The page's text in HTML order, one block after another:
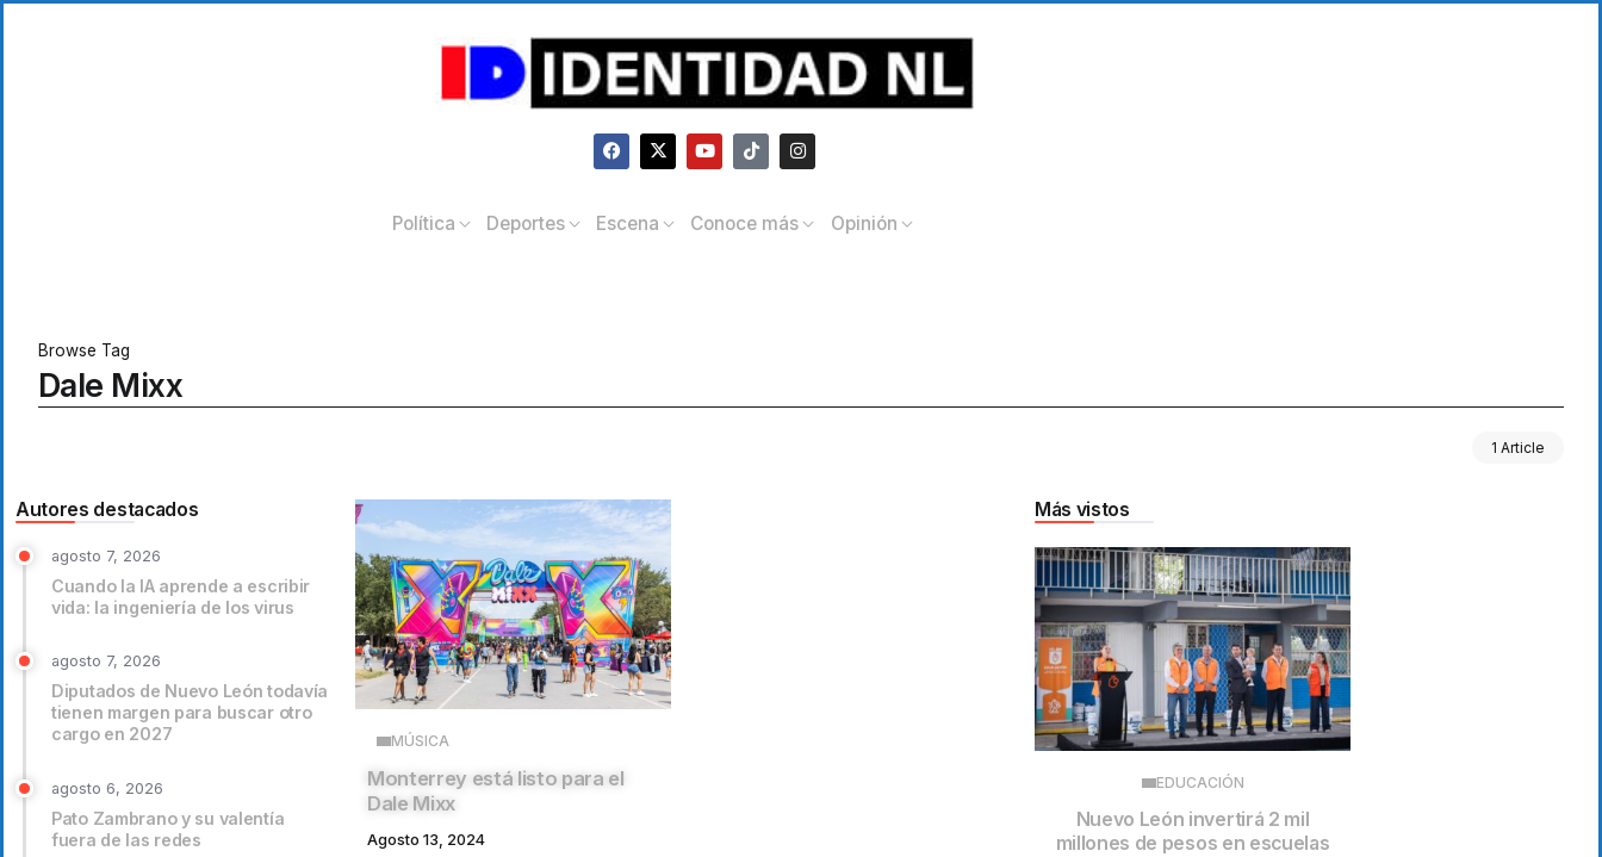
Política Deportes Escena Conoce más Opinión
Browse Tag
Dale Mixx
1 Article
Autores destacados
agosto 7, 2026
Cuando la IA aprende a escribir
vida: la ingeniería de los virus
agosto 7, 2026
Diputados de Nuevo León todavía
tienen margen para buscar otro
cargo en 2027
agosto 6, 2026
Pato Zambrano y su valentía
fuera de las redes
MÚSICA
Monterrey está listo para el
Dale Mixx
Agosto 13, 2024
Más vistos
EDUCACIÓN
Nuevo León invertirá 2 mil
millones de pesos en escuelas